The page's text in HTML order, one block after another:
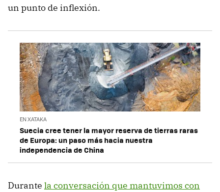
un punto de inflexión.
EN XATAKA
Suecia cree tener la mayor reserva de tierras raras
de Europa: un paso más hacia nuestra
independencia de China
Durante la conversación que mantuvimos con